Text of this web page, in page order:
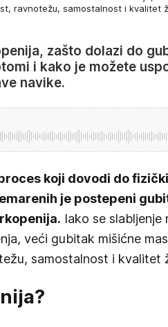
ravnotežu, samostalnost i kvalitet
zašto dolazi do
i kako je možete
navike.
koji dovodi do
je postepeni
Iako se slabljenje
veći gubitak mišićne
samostalnost i kvalitet